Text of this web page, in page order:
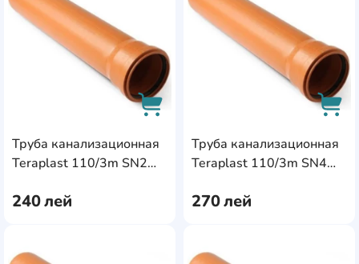
Труба канализационная
Teraplast 110/3m SN2
240лей
AddCardToCart
Труба канализационная
Teraplast 110/3m SN4
270лей
AddCardToFavourite